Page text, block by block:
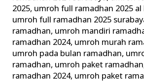
2025, umroh full ramadhan 2025
umroh full ramadhan 2025
ramadhan, umroh mandiri
ramadhan 2024, umroh murah
umroh pada bulan ramadhan,
ramadhan, umroh paket ramadhan
ramadhan 2024, umroh paket